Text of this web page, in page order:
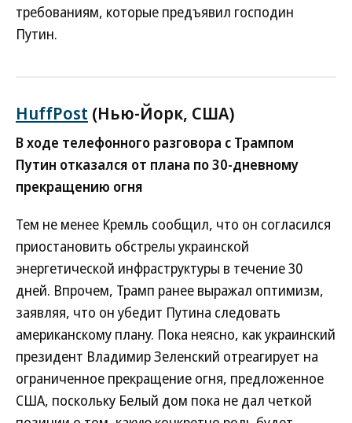
требованиям, которые предъявил господин
Путин.
HuffPost (Нью-Йорк, США)
В ходе телефонного разговора с Трампом
Путин отказался от плана по 30-дневному
прекращению огня
Тем не менее Кремль сообщил, что он согласился
приостановить обстрелы украинской
энергетической инфраструктуры в течение 30
дней. Впрочем, Трамп ранее выражал оптимизм,
заявляя, что он убедит Путина следовать
американскому плану. Пока неясно, как украинский
президент Владимир Зеленский отреагирует на
ограниченное прекращение огня, предложенное
США, поскольку Белый дом пока не дал четкой